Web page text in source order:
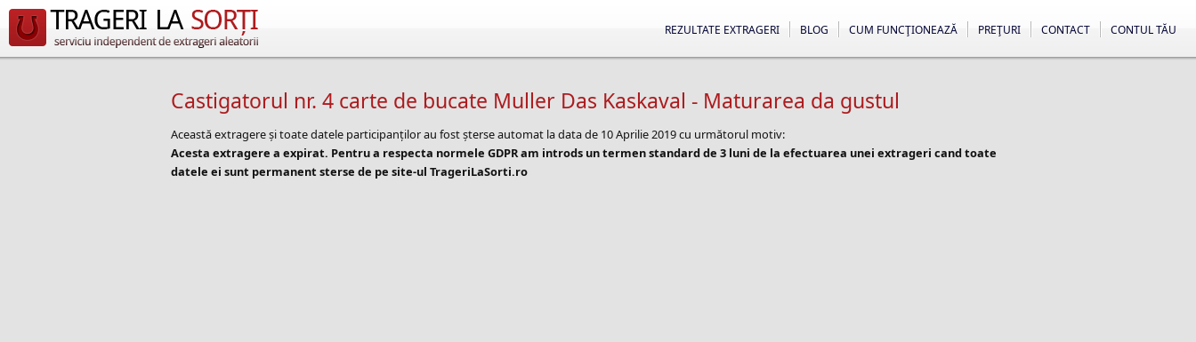
CONTUL TĂU
CONTACT
PREŢURI
CUM FUNCŢIONEAZĂ
BLOG
REZULTATE EXTRAGERI
Castigatorul nr. 4 carte de bucate Muller Das Kaskaval - Maturarea da gustul
Această extragere și toate datele participanților au fost șterse automat la data de 10 Aprilie 2019 cu următorul motiv:
Acesta extragere a expirat. Pentru a respecta normele GDPR am introds un termen standard de 3 luni de la efectuarea unei extrageri cand toate
datele ei sunt permanent sterse de pe site-ul TrageriLaSorti.ro